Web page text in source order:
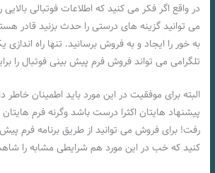
در واقع اگر فکر می کنید که اطلاعات فوتبالی
می توانید گزینه های درستی را حدث بزنید قادر
به خور را ایجاد و به فروش برسانید. تنها راه
تلگرامی می تواند فروش فرم پیش بینی فوتبال را
البته برای موفقیت در این مورد باید اطمینان خاطر
پیشنهاد هایتان اکثرا درست باشد وگرنه فرم
رفت! برای فروش می توانید از طریق برنامه فرم
کنید که خب در این مورد هم شرایطی مشابه را